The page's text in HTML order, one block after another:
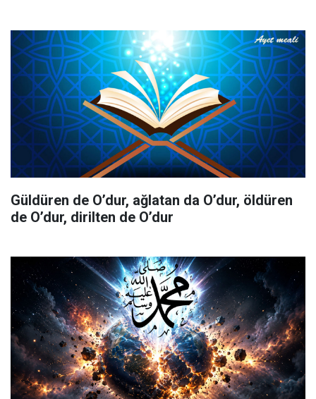
Güldüren de O’dur, ağlatan da O’dur, öldüren
de O’dur, dirilten de O’dur